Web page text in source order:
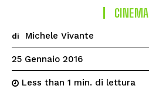
CINEMA
di Michele Vivante
25 Gennaio 2016
Less than 1 min. di lettura